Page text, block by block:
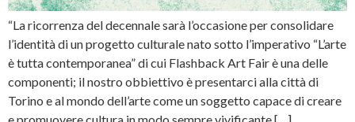
“La ricorrenza del decennale sarà l’occasione per consolidare
l’identità di un progetto culturale nato sotto l’imperativo “L’arte
è tutta contemporanea” di cui Flashback Art Fair è una delle
componenti; il nostro obbiettivo è presentarci alla città di
Torino e al mondo dell’arte come un soggetto capace di creare